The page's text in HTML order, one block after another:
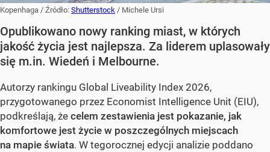
Kopenhaga / Źródło: Shutterstock / Michele Ursi
Opublikowano nowy ranking miast, w których
jakość życia jest najlepsza. Za liderem uplasowały
się m.in. Wiedeń i Melbourne.
Autorzy rankingu Global Liveability Index 2026,
przygotowanego przez Economist Intelligence Unit (EIU),
podkreślają, że celem zestawienia jest pokazanie, jak
komfortowe jest życie w poszczególnych miejscach
na mapie świata. W tegorocznej edycji analizie poddano